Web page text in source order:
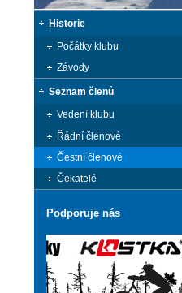
Historie
Počátky klubu
Závody
Seznam členů
Vedení klubu
Řádní členové
Čestní členové
Čekatelé
Podporuje nás